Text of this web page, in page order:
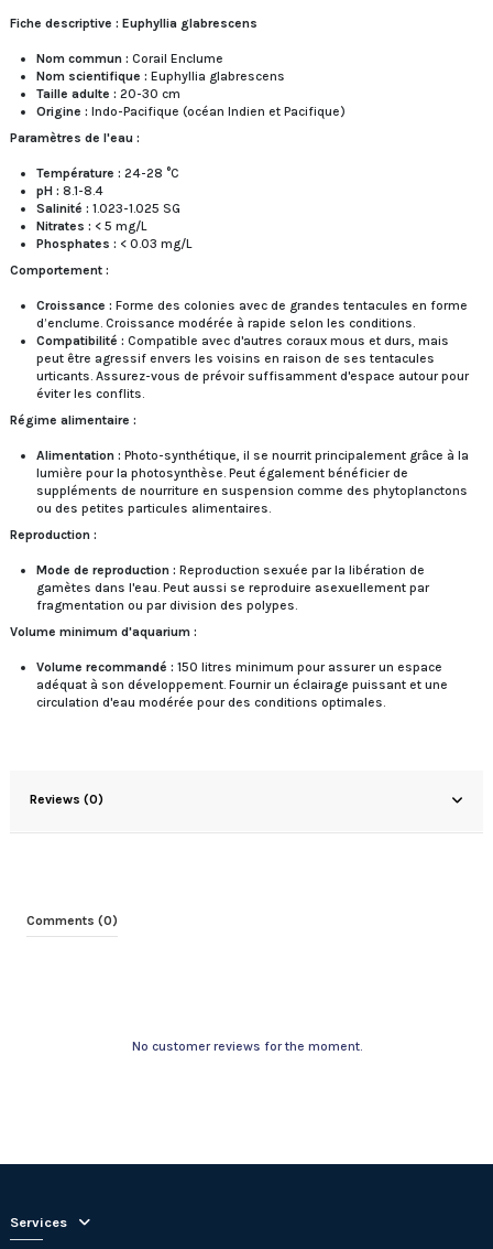
Fiche descriptive : Euphyllia glabrescens
Nom commun : Corail Enclume
Nom scientifique : Euphyllia glabrescens
Taille adulte : 20-30 cm
Origine : Indo-Pacifique (océan Indien et Pacifique)
Paramètres de l'eau :
Température : 24-28 °C
pH : 8.1-8.4
Salinité : 1.023-1.025 SG
Nitrates : < 5 mg/L
Phosphates : < 0.03 mg/L
Comportement :
Croissance : Forme des colonies avec de grandes tentacules en forme
d’enclume. Croissance modérée à rapide selon les conditions.
Compatibilité : Compatible avec d'autres coraux mous et durs, mais
peut être agressif envers les voisins en raison de ses tentacules
urticants. Assurez-vous de prévoir suffisamment d'espace autour pour
éviter les conflits.
Régime alimentaire :
Alimentation : Photo-synthétique, il se nourrit principalement grâce à la
lumière pour la photosynthèse. Peut également bénéficier de
suppléments de nourriture en suspension comme des phytoplanctons
ou des petites particules alimentaires.
Reproduction :
Mode de reproduction : Reproduction sexuée par la libération de
gamètes dans l'eau. Peut aussi se reproduire asexuellement par
fragmentation ou par division des polypes.
Volume minimum d'aquarium :
Volume recommandé : 150 litres minimum pour assurer un espace
adéquat à son développement. Fournir un éclairage puissant et une
circulation d'eau modérée pour des conditions optimales.
Reviews (0)
Comments (0)
No customer reviews for the moment.
Services